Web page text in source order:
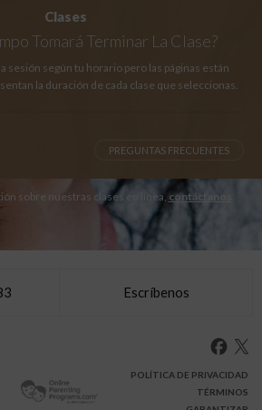
Clases
Tomará Terminar La Clase?
sesión según tu horario pero las páginas están
la duración de cada clase que seleccionas.
PREGUNTAS FRECUENTES
sobre nuestras clases en línea, contáctanos
Escríbenos
POLÍTICA DE PRIVACIDAD
TÉRMINOS